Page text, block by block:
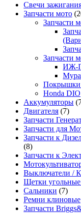
Свечи
Запчасти мото
Запчасти
Запчасти
ИЖ-
Покрышки
Honda DIO
Аккумуляторы
Двигателя (7)
Запчасти
Запчасти для
Запчасти к
(8)
Запчасти к
Выключатели /
Щетки
Сальники (7)
Ремни клиновые
Запчасти